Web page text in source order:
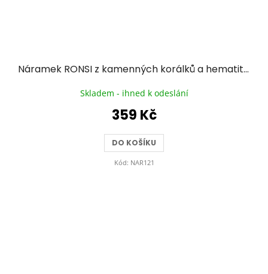
Náramek RONSI z kamenných korálků a hematitu se zlacenou chirurgickou ocelí - nebesky modrý
Skladem - ihned k odeslání
359 Kč
DO KOŠÍKU
Kód: NAR121